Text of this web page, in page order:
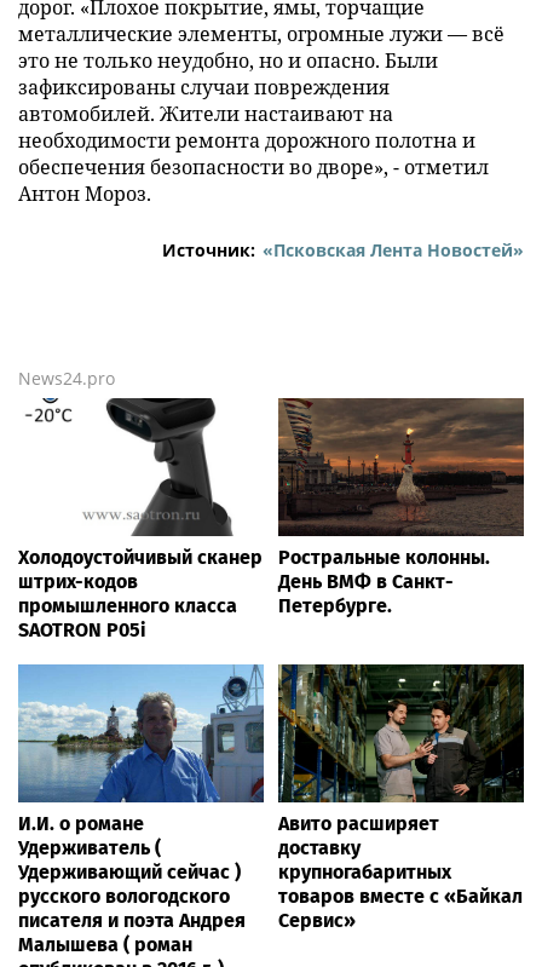
дорог. «Плохое покрытие, ямы, торчащие
металлические элементы, огромные лужи — всё
это не только неудобно, но и опасно. Были
зафиксированы случаи повреждения
автомобилей. Жители настаивают на
необходимости ремонта дорожного полотна и
обеспечения безопасности во дворе», - отметил
Антон Мороз.
Источник: «Псковская Лента Новостей»
News24.pro
Холодоустойчивый сканер
штрих-кодов
промышленного класса
SAOTRON P05i
Ростральные колонны.
День ВМФ в Санкт-
Петербурге.
И.И. о романе
Удерживатель (
Удерживающий сейчас )
русского вологодского
писателя и поэта Андрея
Малышева ( роман
Авито расширяет
доставку
крупногабаритных
товаров вместе с «Байкал
Сервис»